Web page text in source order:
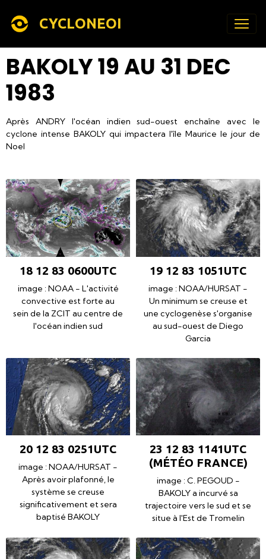
CYCLONEOI
BAKOLY 19 AU 31 DEC
1983
Après ANDRY l'océan indien sud-ouest enchaîne avec le
cyclone intense BAKOLY qui impactera l'île Maurice le jour de
Noel
18 12 83 0600UTC
image : NOAA - L'activité
convective est forte au
sein de la ZCIT au centre de
l'océan indien sud
19 12 83 1051UTC
image : NOAA/HURSAT -
Un minimum se creuse et
une cyclogenèse s'organise
au sud-ouest de Diego
Garcia
20 12 83 0251UTC
image : NOAA/HURSAT -
Après avoir plafonné, le
système se creuse
significativement et sera
baptisé BAKOLY
23 12 83 1141UTC
(MÉTÉO FRANCE)
image : C. PEGOUD -
BAKOLY a incurvé sa
trajectoire vers le sud et se
situe à l'Est de Tromelin